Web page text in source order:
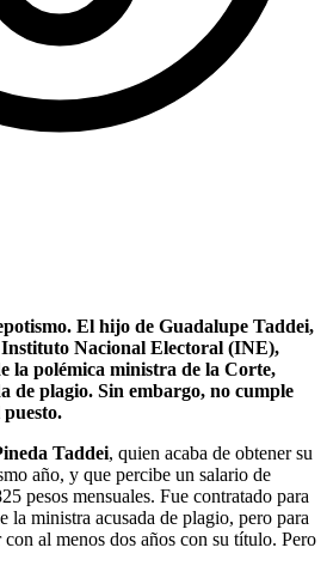
El hijo de Guadalupe Taddei,
Nacional Electoral (INE),
la polémica ministra de la Corte,
de plagio. Sin embargo, no cumple
Taddei, quien acaba de obtener su
año, y que percibe un salario de
pesos mensuales. Fue contratado para
la ministra acusada de plagio, pero para
al menos dos años con su título. Pero